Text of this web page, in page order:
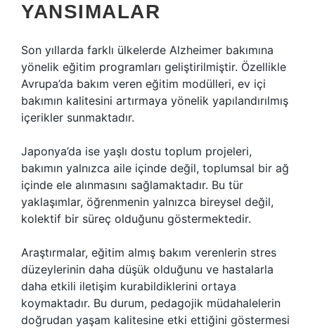
YANSIMALAR
Son yıllarda farklı ülkelerde Alzheimer bakımına
yönelik eğitim programları geliştirilmiştir. Özellikle
Avrupa’da bakım veren eğitim modülleri, ev içi
bakımın kalitesini artırmaya yönelik yapılandırılmış
içerikler sunmaktadır.
Japonya’da ise yaşlı dostu toplum projeleri,
bakımın yalnızca aile içinde değil, toplumsal bir ağ
içinde ele alınmasını sağlamaktadır. Bu tür
yaklaşımlar, öğrenmenin yalnızca bireysel değil,
kolektif bir süreç olduğunu göstermektedir.
Araştırmalar, eğitim almış bakım verenlerin stres
düzeylerinin daha düşük olduğunu ve hastalarla
daha etkili iletişim kurabildiklerini ortaya
koymaktadır. Bu durum, pedagojik müdahalelerin
doğrudan yaşam kalitesine etki ettiğini göstermesi